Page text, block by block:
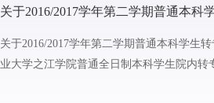
关于2016/2017学年第二学期普通本科
关于2016/2017学年第二学期普通本科学生转专业申请的通知 2017-01-18 来源：教务部 各位
业大学之江学院普通全日制本科学生院内转